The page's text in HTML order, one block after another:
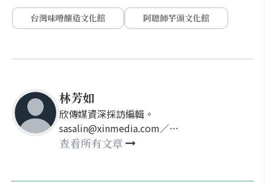
台灣味噌釀造文化館 阿聰師芋頭文化館
林芳如
欣傳媒資深採訪編輯。
sasalin@xinmedia.com／
happy21917@gmail.com
查看所有文章